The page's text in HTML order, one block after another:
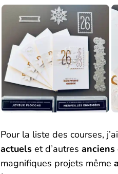
Pour la liste des courses,
actuels et d’autres
magnifiques projets même